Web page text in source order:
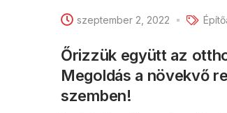
szeptember 2, 2022
Őrizzük együtt az
Megoldás a növekvő
szemben!